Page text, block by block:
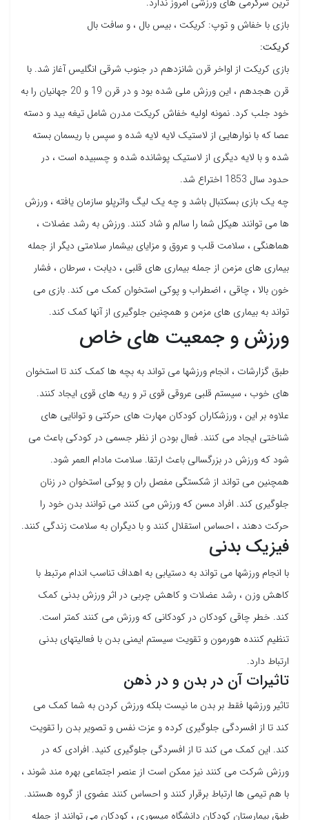
بازی با خفاش و توپ: کریکت ، بیس بال ، و سافت بال
کریکت:
بازی کریکت از اواخر قرن شانزدهم در جنوب شرقی انگلیس آغاز شد. با
قرن هجدهم ، این ورزش ملی شده بود و در قرن 19 و 20 جهانیان را به
خود جلب کرد. نمونه اولیه خفاش کریکت مدرن شامل تیغه بید و دسته
عصا که با نوارهایی از لاستیک لایه لایه شده و سپس با ریسمان بسته
شده و با لایه دیگری از لاستیک پوشانده شده و چسبیده است ، در
حدود سال 1853 اختراع شد.
چه یک بازی بسکتبال باشد و چه یک لیگ واترپلو سازمان یافته ، ورزش
ها می توانند هیکل شما را سالم و شاد کنند. ورزش به رشد عضلات ،
هماهنگی ، سلامت قلب و عروق و مزایای بیشمار سلامتی دیگر از جمله
بیماری های مزمن از جمله بیماری های قلبی ، دیابت ، سرطان ، فشار
خون بالا ، چاقی ، اضطراب و پوکی استخوان کمک می کند. بازی می
تواند به بیماری های مزمن و همچنین جلوگیری از آنها کمک کند.
ورزش و جمعیت های خاص
طبق گزارشات ، انجام ورزشها می تواند به بچه ها کمک کند تا استخوان
های خوب ، سیستم قلبی عروقی قوی تر و ریه های قوی ایجاد کنند.
علاوه بر این ، ورزشکاران کودکان مهارت های حرکتی و توانایی های
شناختی ایجاد می کنند. فعال بودن از نظر جسمی در کودکی باعث می
شود که ورزش در بزرگسالی باعث ارتقا. سلامت مادام العمر شود.
همچنین می تواند از شکستگی مفصل ران و پوکی استخوان در زنان
جلوگیری کند. افراد مسن که ورزش می کنند می توانند بدن خود را
حرکت دهند ، احساس استقلال کنند و با دیگران به سلامت زندگی کنند.
فیزیک بدنی
با انجام ورزشها می تواند به دستیابی به اهداف تناسب اندام مرتبط با
کاهش وزن ، رشد عضلات و کاهش چربی در اثر ورزش بدنی کمک
کند. خطر چاقی کودکان در کودکانی که ورزش می کنند کمتر است.
تنظیم کننده هورمون و تقویت سیستم ایمنی بدن با فعالیتهای بدنی
ارتباط دارد.
تاثیرات آن در بدن و در ذهن
تاثیر ورزشها فقط بر بدن ما نیست بلکه ورزش کردن به شما کمک می
کند تا از افسردگی جلوگیری کرده و عزت نفس و تصویر بدن را تقویت
کند. این کمک می کند تا از افسردگی جلوگیری کنید. افرادی که در
ورزش شرکت می کنند نیز ممکن است از عنصر اجتماعی بهره مند شوند ،
با هم تیمی ها ارتباط برقرار کنند و احساس کنند عضوی از گروه هستند.
طبق بیمارستان کودکان دانشگاه میسوری ، کودکان می توانند از جمله